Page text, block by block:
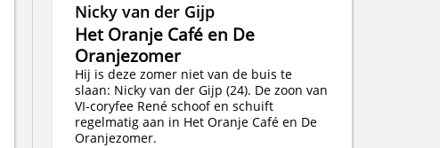
Nicky van der Gijp
Het Oranje Café en De
Oranjezomer
Hij is deze zomer niet van de buis te
slaan: Nicky van der Gijp (24). De zoon van
VI-coryfee René schoof en schuift
regelmatig aan in Het Oranje Café en De
Oranjezomer.